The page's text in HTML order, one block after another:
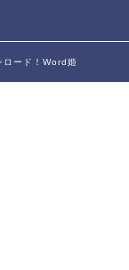
ード！Word姫